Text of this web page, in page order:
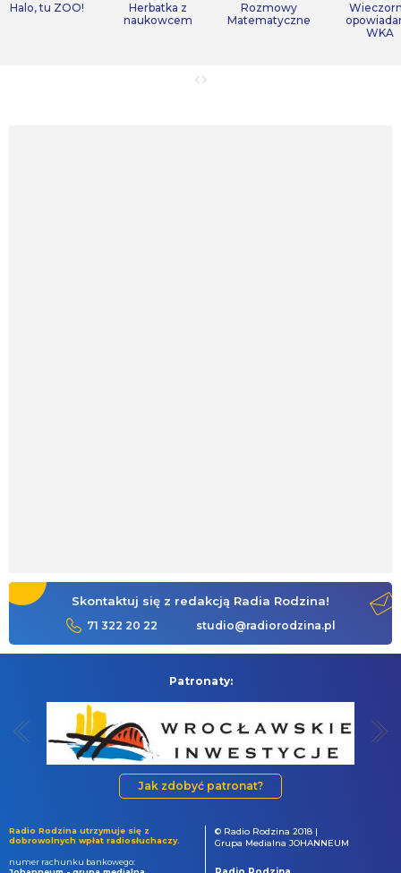
Halo, tu ZOO!
Herbatka z
naukowcem
Rozmowy
Matematyczne
WKA
Skontaktuj się z redakcją Radia Rodzina!
71 322 20 22 studio@radiorodzina.pl
Patronaty:
Jak zdobyć patronat?
Radio Rodzina utrzymuje się z
dobrowolnych wpłat radiosłuchaczy.
numer rachunku bankowego:
© Radio Rodzina 2018 |
Grupa Medialna JOHANNEUM